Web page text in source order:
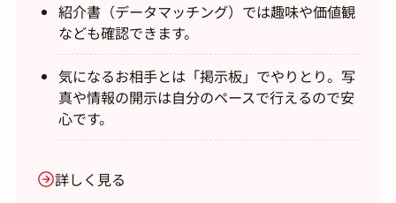
紹介書（データマッチング）では趣味や価値観
なども確認できます。
気になるお相手とは「掲示板」でやりとり。写
真や情報の開示は自分のペースで行えるので安
心です。
詳しく見る